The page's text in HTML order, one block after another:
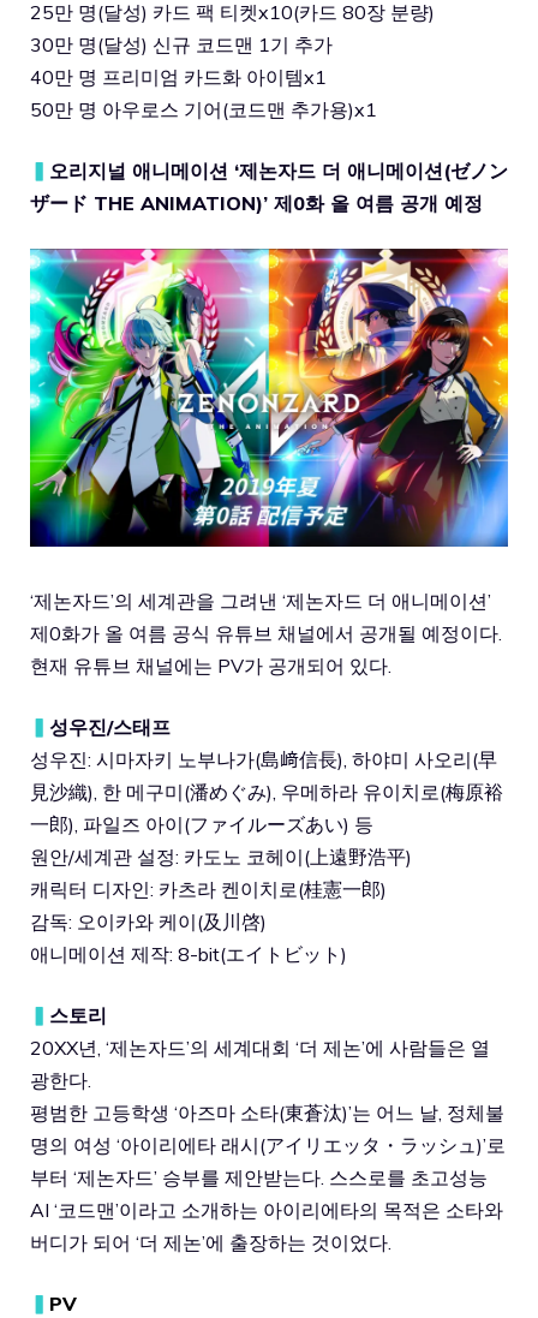
25만 명(달성) 카드 팩 티켓x10(카드 80장 분량)
30만 명(달성) 신규 코드맨 1기 추가
40만 명 프리미엄 카드화 아이템x1
50만 명 아우로스 기어(코드맨 추가용)x1
▍ 오리지널 애니메이션 ‘제논자드 더 애니메이션(ゼノン
ザード THE ANIMATION)’ 제0화 올 여름 공개 예정
‘제논자드’의 세계관을 그려낸 ‘제논자드 더 애니메이션’
제0화가 올 여름 공식 유튜브 채널에서 공개될 예정이다.
현재 유튜브 채널에는 PV가 공개되어 있다.
▍ 성우진/스태프
성우진: 시마자키 노부나가(島﨑信長), 하야미 사오리(早
見沙織), 한 메구미(潘めぐみ), 우메하라 유이치로(梅原裕
一郎), 파일즈 아이(ファイルーズあい) 등
원안/세계관 설정: 카도노 코헤이(上遠野浩平)
캐릭터 디자인: 카츠라 켄이치로(桂憲一郎)
감독: 오이카와 케이(及川啓)
애니메이션 제작: 8-bit(エイトビット)
▍ 스토리
20XX년, ‘제논자드’의 세계대회 ‘더 제논’에 사람들은 열
광한다.
평범한 고등학생 ‘아즈마 소타(東蒼汰)’는 어느 날, 정체불
명의 여성 ‘아이리에타 래시(アイリエッタ・ラッシュ)’로
부터 ‘제논자드’ 승부를 제안받는다. 스스로를 초고성능
AI ‘코드맨’이라고 소개하는 아이리에타의 목적은 소타와
버디가 되어 ‘더 제논’에 출장하는 것이었다.
▍ PV